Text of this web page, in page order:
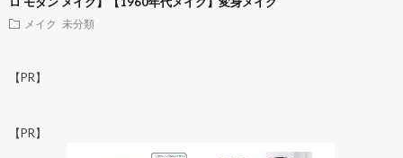
メイク 未分類
【PR】
【PR】